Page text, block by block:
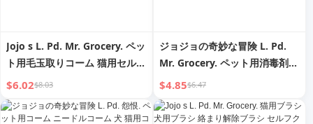
Jojo s L. Pd. Mr. Grocery. ペッ
ト用毛玉取りコーム 猫用セルフ
クリーニングニードルコーム 抜
け毛掃除 絡まり解消 |
Qiaoyan
$6.02$8.03
ジョジョの奇妙な冒険 L. Pd.
Mr. Grocery. ペット用消毒剤
犬 猫用消臭剤 室内用 | ハイパ
ーファンクション
$4.85$6.47